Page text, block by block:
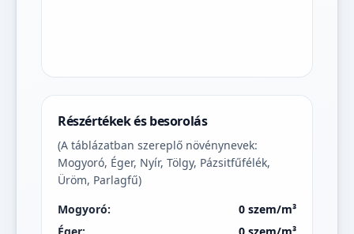
Részértékek és besorolás
(A táblázatban szereplő növénynevek:
Mogyoró, Éger, Nyír, Tölgy, Pázsitfűfélék,
Üröm, Parlagfű)
Mogyoró:
0 szem/m³